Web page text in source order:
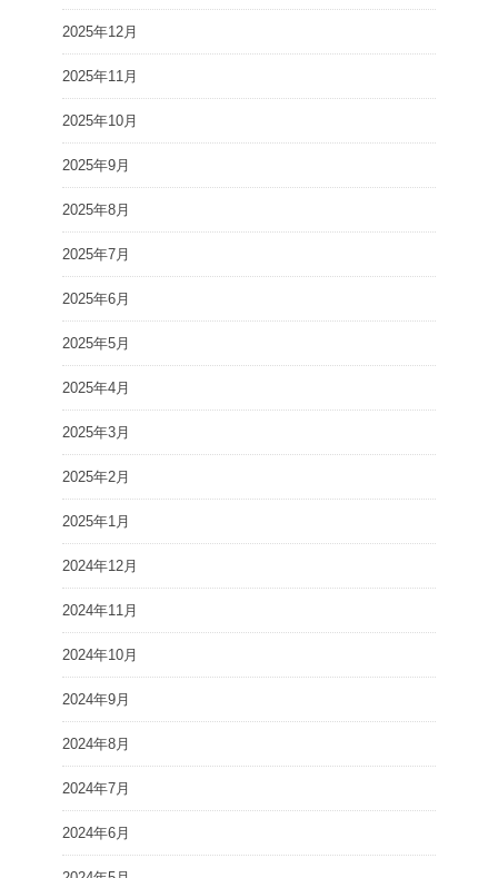
2025年12月
2025年11月
2025年10月
2025年9月
2025年8月
2025年7月
2025年6月
2025年5月
2025年4月
2025年3月
2025年2月
2025年1月
2024年12月
2024年11月
2024年10月
2024年9月
2024年8月
2024年7月
2024年6月